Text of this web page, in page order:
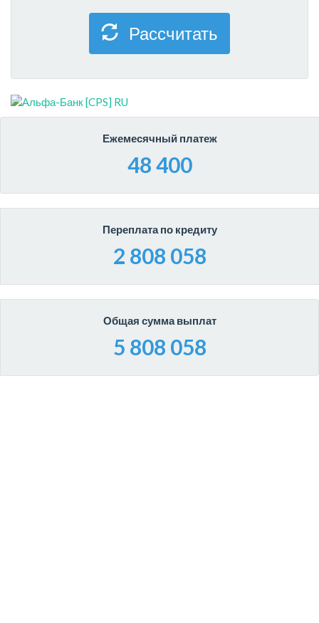
Рассчитать
Ежемесячный платеж
48 400
Переплата по кредиту
2 808 058
Общая сумма выплат
5 808 058